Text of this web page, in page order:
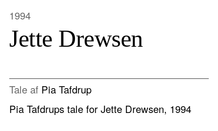
1994
Jette Drewsen
Tale af Pia Tafdrup
Pia Tafdrups tale for Jette Drewsen, 1994